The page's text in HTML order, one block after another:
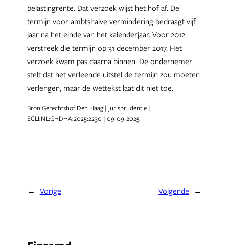
belastingrente. Dat verzoek wijst het hof af. De
termijn voor ambtshalve vermindering bedraagt vijf
jaar na het einde van het kalenderjaar. Voor 2012
verstreek die termijn op 31 december 2017. Het
verzoek kwam pas daarna binnen. De ondernemer
stelt dat het verleende uitstel de termijn zou moeten
verlengen, maar de wettekst laat dit niet toe.
Bron:Gerechtshof Den Haag | jurisprudentie |
ECLI:NL:GHDHA:2025:2230 | 09-09-2025
← Vorige Volgende →